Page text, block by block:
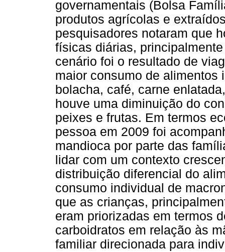
governamentais (Bolsa
produtos agrícolas e
pesquisadores notaram que
físicas diárias,
cenário foi o resultado de
maior consumo de alimentos
bolacha, café, carne
houve uma diminuição do
peixes e frutas. Em termos
pessoa em 2009 foi
mandioca por parte das
lidar com um contexto
distribuição diferencial do
consumo individual de
que as crianças,
eram priorizadas em termos
carboidratos em relação às
familiar direcionada para